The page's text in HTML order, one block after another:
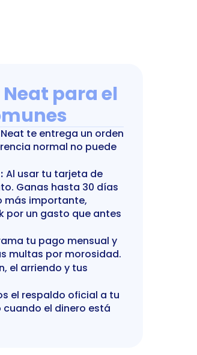
para el
te entrega un orden
normal no puede
Al usar tu tarjeta de
Ganas hasta 30 días
más importante,
por un gasto que antes
tu pago mensual y
multas por morosidad.
el arriendo y tus
el respaldo oficial a tu
el dinero está